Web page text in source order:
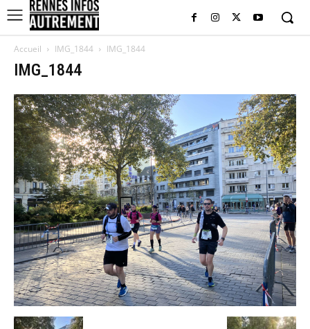
Accueil IMG_1844 IMG_1844
IMG_1844